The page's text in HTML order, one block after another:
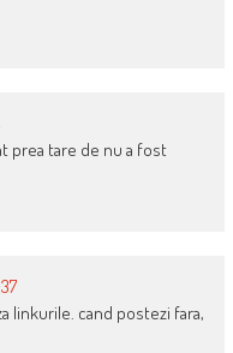
prea tare de nu a fost
linkurile. cand postezi fara,